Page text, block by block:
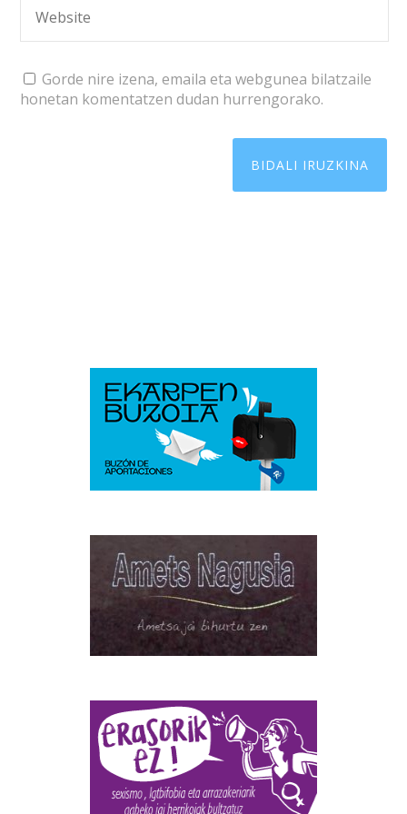
Gorde nire izena, emaila eta webgunea bilatzaile
honetan komentatzen dudan hurrengorako.